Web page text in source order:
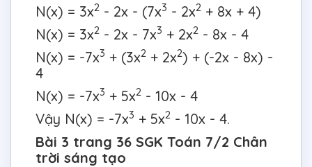
N(x) = 3x2 - 2x - (7x3 - 2x2 + 8x + 4)
N(x) = 3x2 - 2x - 7x3 + 2x2 - 8x - 4
N(x) = -7x3 + (3x2 + 2x2) + (-2x - 8x) -
4
N(x) = -7x3 + 5x2 - 10x - 4
Vậy N(x) = -7x3 + 5x2 - 10x - 4.
Bài 3 trang 36 SGK Toán 7/2 Chân
trời sáng tạo